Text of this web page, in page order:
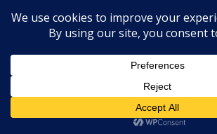
August 7, 2026
Copyright © 2026 daily dumpster | Powered by
X